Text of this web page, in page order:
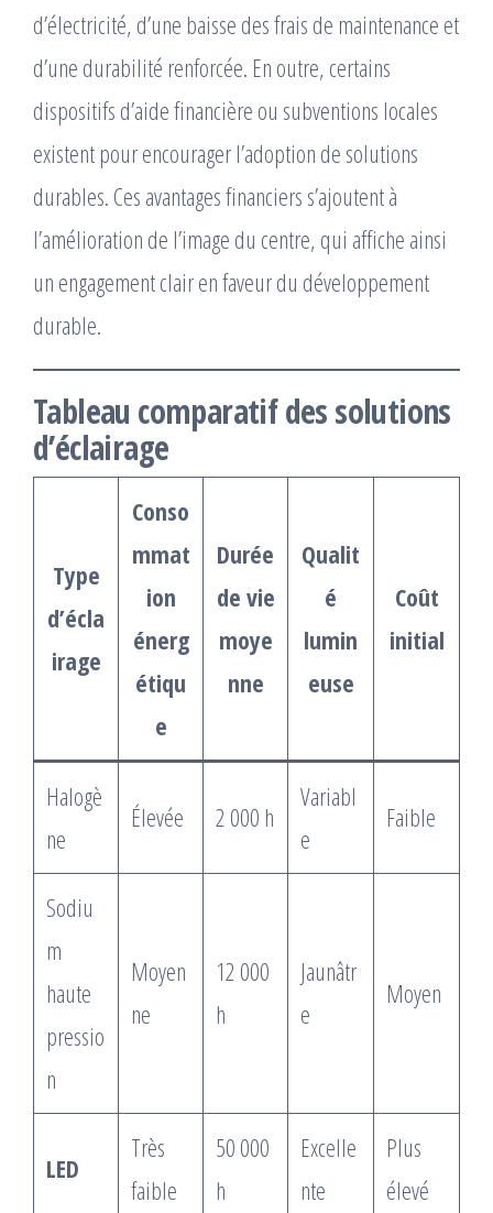
d’électricité, d’une baisse des frais de maintenance et
d’une durabilité renforcée. En outre, certains
dispositifs d’aide financière ou subventions locales
existent pour encourager l’adoption de solutions
durables. Ces avantages financiers s’ajoutent à
l’amélioration de l’image du centre, qui affiche ainsi
un engagement clair en faveur du développement
durable.
Tableau comparatif des solutions
d’éclairage
Type
d’écla
irage
Conso
mmat
ion
énerg
étiqu
e
Durée
de vie
moye
nne
Qualit
é
lumin
euse
Coût
initial
Halogè
ne
Élevée 2 000 h
Variabl
e
Faible
Sodiu
m
haute
pressio
n
Moyen
ne
12 000
h
Jaunâtr
e
Moyen
LED
Très
faible
50 000
h
Excelle
nte
Plus
élevé